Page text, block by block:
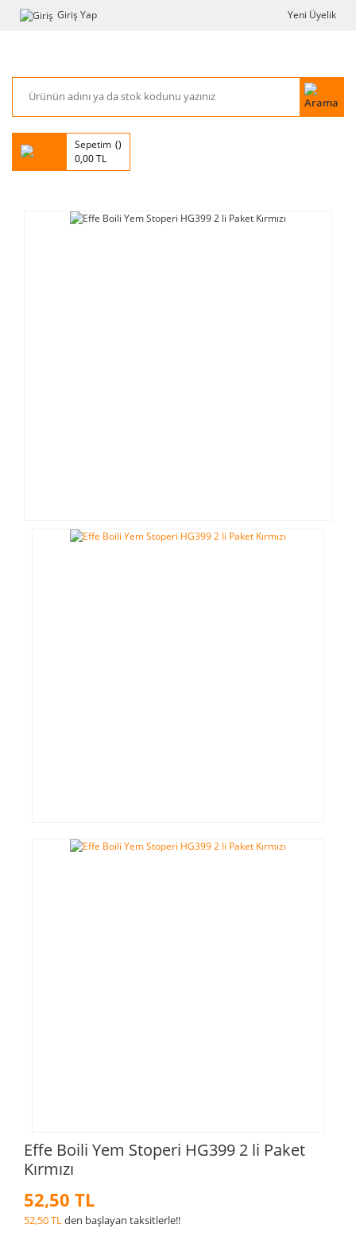
Giriş Yap Yeni Üyelik
Sepetim
0,00 TL
Effe Boili Yem Stoperi HG399 2 li Paket
Kırmızı
52,50 TL
52,50 TLden başlayan taksitlerle!!